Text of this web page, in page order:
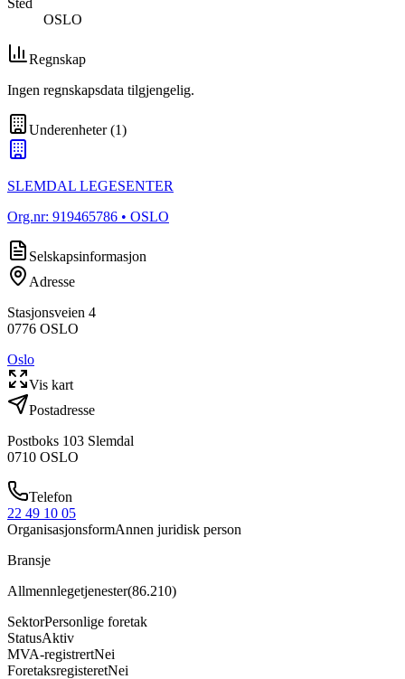
OSLO
Regnskap
Ingen regnskapsdata tilgjengelig.
Underenheter(1)
SLEMDAL LEGESENTER
Org.nr: 919465786 • OSLO
Selskapsinformasjon
Adresse
Stasjonsveien 4
0776 OSLO
Oslo
Vis kart
Postadresse
Postboks 103 Slemdal
0710 OSLO
Telefon
22 49 10 05
OrganisasjonsformAnnen juridisk person
Bransje
Allmennlegetjenester(86.210)
SektorPersonlige foretak
StatusAktiv
MVA-registrertNei
ForetaksregisteretNei